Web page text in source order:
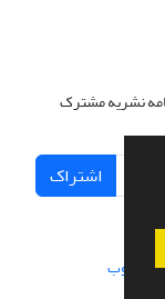
نشریه مشترک
اشتراک
سیناوب